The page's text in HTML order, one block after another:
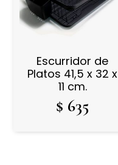
Escurridor de
Platos 41,5 x 32 x
11 cm.
$ 635